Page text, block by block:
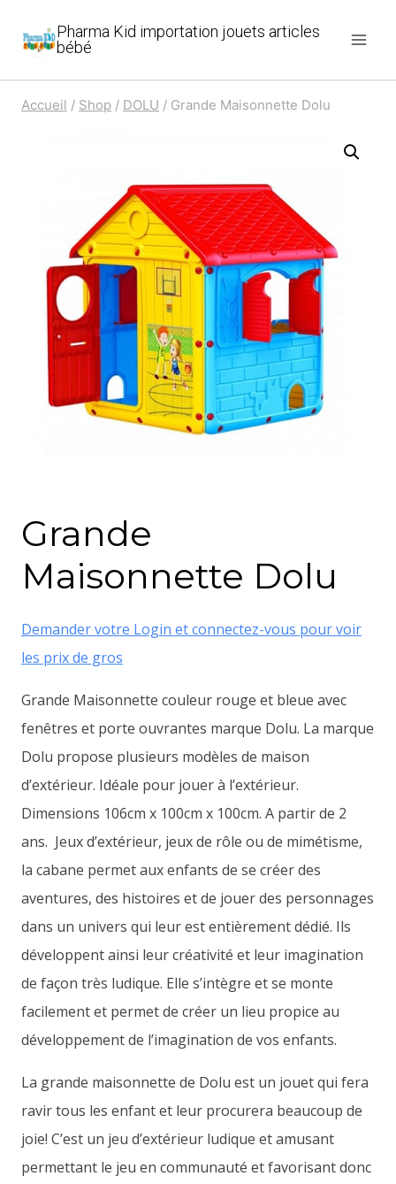
Pharma Kid importation jouets articles
bébé
Accueil / Shop / DOLU / Grande Maisonnette Dolu
Grande
Maisonnette Dolu
Demander votre Login et connectez-vous pour voir
les prix de gros
Grande Maisonnette couleur rouge et bleue avec
fenêtres et porte ouvrantes marque Dolu. La marque
Dolu propose plusieurs modèles de maison
d’extérieur. Idéale pour jouer à l’extérieur.
Dimensions 106cm x 100cm x 100cm. A partir de 2
ans. Jeux d’extérieur, jeux de rôle ou de mimétisme,
la cabane permet aux enfants de se créer des
aventures, des histoires et de jouer des personnages
dans un univers qui leur est entièrement dédié. Ils
développent ainsi leur créativité et leur imagination
de façon très ludique. Elle s’intègre et se monte
facilement et permet de créer un lieu propice au
développement de l’imagination de vos enfants.
La grande maisonnette de Dolu est un jouet qui fera
ravir tous les enfant et leur procurera beaucoup de
joie! C’est un jeu d’extérieur ludique et amusant
permettant le jeu en communauté et favorisant donc